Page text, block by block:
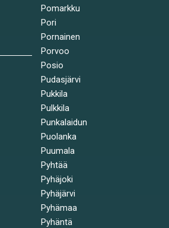
Pomarkku
Pori
Pornainen
Porvoo
Posio
Pudasjärvi
Pukkila
Pulkkila
Punkalaidun
Puolanka
Puumala
Pyhtää
Pyhäjoki
Pyhäjärvi
Pyhämaa
Pyhäntä